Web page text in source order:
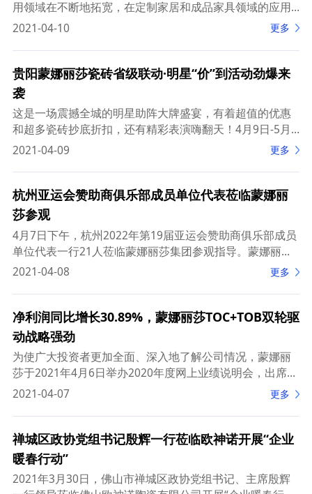
用领域在不断地拓宽，在定制家居和成品家具领域的应用
已日渐成熟。然而，在市场规模更大的建筑装饰领域，虽
2021-04-10 更多
贵阳蒙娜丽莎瓷砖省级联动·明星“价”到活动劲爆来
袭
这是一场震撼全城的明星助阵大牌盛宴，有着超值的优惠
和超多瓷砖抄底折扣，还有精彩表演嗨翻天！4月9日-5月4
日，来蒙娜丽莎，享受明星驾到的超级钜惠，共庆美好生
2021-04-09 更多
杭州亚运会赞助商俱乐部成员单位代表莅临蒙娜丽
莎参观
4月7日下午，杭州2022年第19届亚运会赞助商俱乐部成员
单位代表一行21人莅临蒙娜丽莎集团参观指导。蒙娜丽莎
集团相关领导进行了接待，与杭州亚组委市场开发部运营
2021-04-08 更多
净利润同比增长30.89%，蒙娜丽莎TOC+TOB双轮驱
动战略强劲
为使广大投资者更加全面、深入地了解公司情况，蒙娜丽
莎于2021年4月6日举办2020年度网上业绩说明会，出席的
嘉宾包括蒙娜丽莎董事兼总裁萧礼标、董事兼董事会秘书
2021-04-07 更多
禅城区政协党组书记殷辉一行莅临欧神诺开展“企业
暖春行动”
2021年3月30日，佛山市禅城区政协党组书记、主席殷辉